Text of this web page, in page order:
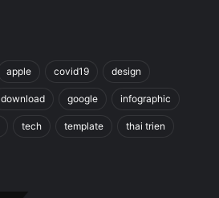
apple covid19 design
download google infographic
tech template thai trien